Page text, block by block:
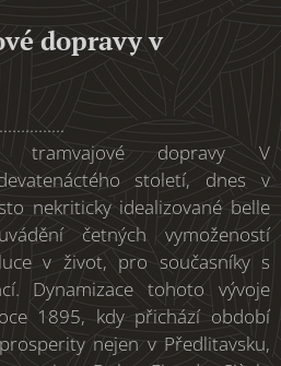
dopravy v
tramvajové dopravy V
století, dnes v
nekriticky idealizované belle
četných vymožeností
v život, pro současníky s
Dynamizace tohoto vývoje
1895, kdy přichází období
nejen v Předlitavsku,